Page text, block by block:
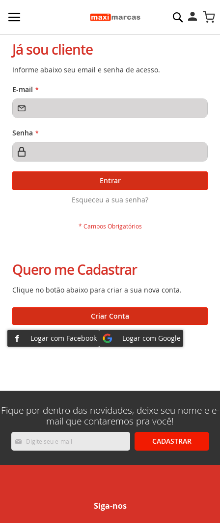
Pesquisa
Já sou cliente
Informe abaixo seu email e senha de acesso.
E-mail
Senha
Entrar
Esqueceu a sua senha?
Quero me Cadastrar
Clique no botão abaixo para criar a sua nova conta.
Criar Conta
Fique por dentro das novidades, deixe seu nome e e-
mail que contaremos pra você!
Inscreva-
se
nossa
CADASTRAR
Siga-nos